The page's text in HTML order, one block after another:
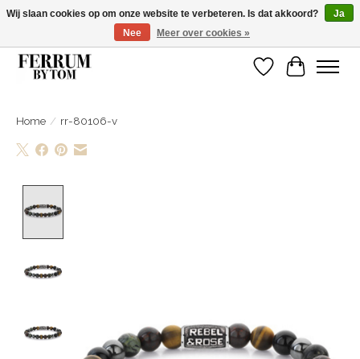
Wij zijn gelsoten van 14 tm 18 februari
Verlanglijst
Home / rr-80106-v
Wij slaan cookies op om onze website te verbeteren. Is dat akkoord?
Ja
Nee
Meer over cookies »